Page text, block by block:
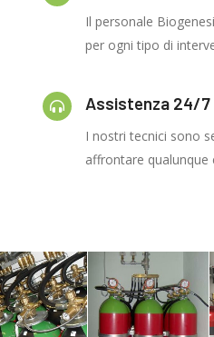
Il personale
per ogni tipo di
Assistenza 24/7
I nostri tecnici sono
affrontare qualunque